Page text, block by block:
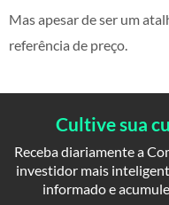
Mas apesar de ser um
referência de preço.
Cultive sua
Receba diariamente a
investidor mais
informado e